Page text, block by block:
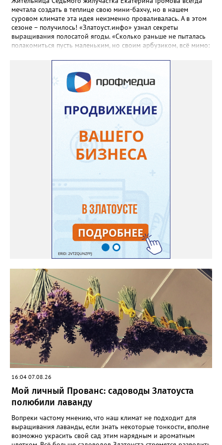
мечтала создать в теплице свою мини-бахчу, но в нашем
суровом климате эта идея неизменно проваливалась. А в этом
сезоне – получилось! «Златоуст.инфо» узнал секреты
выращивания полосатой ягоды. «Сколько раньше не пыталась
полакомиться пусть маленьким, но своим арбузиком, всё мимо:
«Златоуст.инфо» садовод. – В этом году посадила сорт так
называемых северных арбузов – «Юлия», а также «Коккоро»
(он жёлтый и, говорят, очень сладкий). Вот уже первый на пару
кило вызрел. Чтобы не оборвал плеть, подвешиваю своих
полосатиков в сетках из-под овощей или авоськах,
подкармливаю. Не терпится попробовать!». Опытные
бахчеводы из южных регионов в соцсетях посоветовали нашей
землячке: арбуз будет созревшим не раньше, чем с его кожуры
пропадет матовость (станет глянцевым). По срокам опыления
норма зрелости для «Коккоро» - не менее 42 дней от завязи
размером с грецкий орех. Екатерина выяснила у знающих
людей и причину своих неудач – её сеянцы не опылялись, и это
нужно было делать самостоятельно. «Мужской» цветочек для
этого прикладывают к «женскому» - тычинку к пестику. Фото:
Екатерина Громова, специально для «Златоуст.инфо».
Обсуждение новости здесь
ВКОНТАКТЕ https://vk.com/newszlatoust74
16:04 07.08.26
Мой личный Прованс: садоводы Златоуста
полюбили лаванду
Вопреки частому мнению, что наш климат не подходит для
выращивания лаванды, если знать некоторые тонкости, вполне
возможно украсить свой сад этим нарядным и ароматным